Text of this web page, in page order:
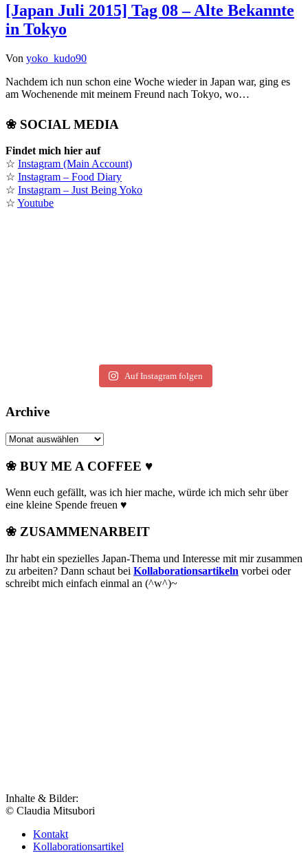
[Japan Juli 2015] Tag 08 – Alte Bekannte
in Tokyo
Von yoko_kudo90
Nachdem ich nun schon eine Woche wieder in Japan war, ging es
am Wochenende mit meinem Freund nach Tokyo, wo…
❀ SOCIAL MEDIA
Findet mich hier auf
☆ Instagram (Main Account)
☆ Instagram – Food Diary
☆ Instagram – Just Being Yoko
☆ Youtube
Auf Instagram folgen
Archive
Archive
❀ BUY ME A COFFEE ♥
Wenn euch gefällt, was ich hier mache, würde ich mich sehr über
eine kleine Spende freuen ♥
❀ ZUSAMMENARBEIT
Ihr habt ein spezielles Japan-Thema und Interesse mit mir zusammen
zu arbeiten? Dann schaut bei Kollaborationsartikeln vorbei oder
schreibt mich einfach einmal an (^w^)~
Inhalte & Bilder:
© Claudia Mitsubori
Kontakt
Kollaborationsartikel